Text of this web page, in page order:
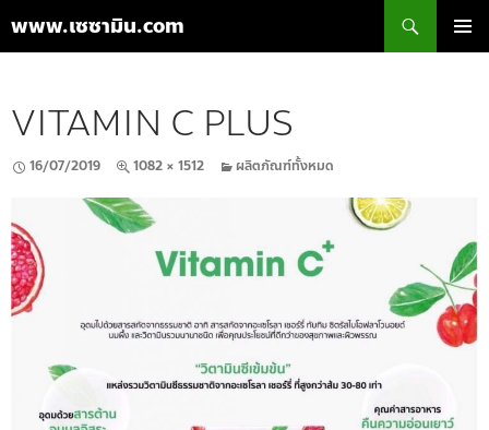
www.เซซามิน.com
เนื้อหา
VITAMIN C PLUS
16/07/2019 1082 × 1512 ผลิตภัณฑ์ทั้งหมด